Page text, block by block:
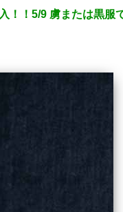
！！5/9 虜または黒服